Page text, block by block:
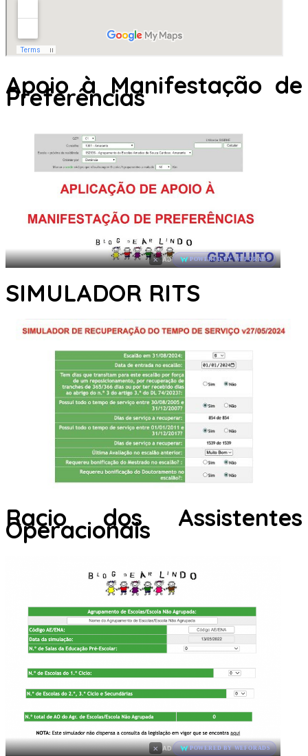
Apoio à Manifestação de
Preferências
× AD POWERED BY WEFORADS
SIMULADOR RITS
Racio dos Assistentes
Operacionais
× AD POWERED BY WEFORADS